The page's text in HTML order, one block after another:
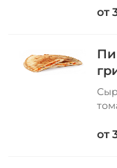
от
от